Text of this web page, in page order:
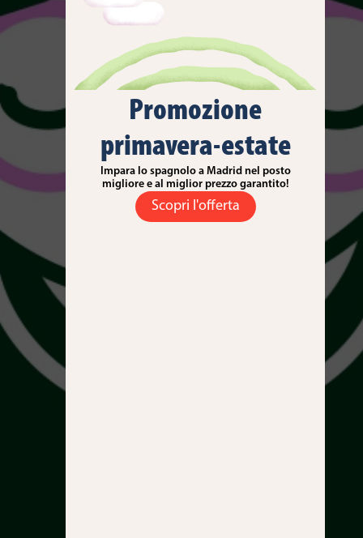
Promozione
primavera-estate
Impara lo spagnolo a Madrid nel posto
migliore e al miglior prezzo garantito!
Scopri l'offerta